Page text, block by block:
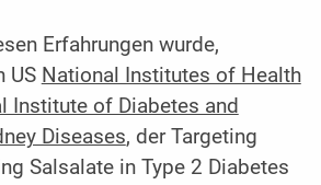
Erfahrungen wurde,
US National Institutes of Health
Institute of Diabetes and
Diseases, der Targeting
Salsalate in Type 2 Diabetes